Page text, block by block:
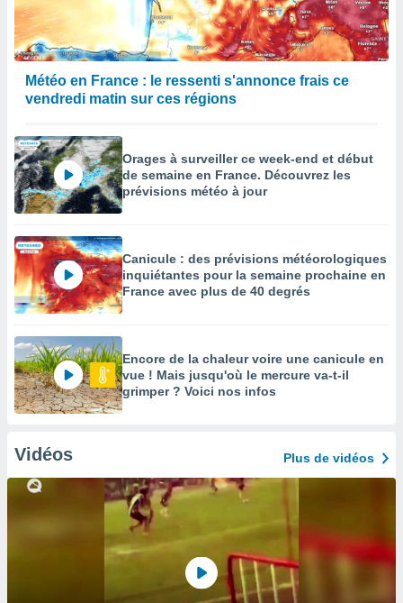
Météo en France : le ressenti s'annonce frais ce
vendredi matin sur ces régions
Orages à surveiller ce week-end et début
de semaine en France. Découvrez les
prévisions météo à jour
Canicule : des prévisions météorologiques
inquiétantes pour la semaine prochaine en
France avec plus de 40 degrés
Encore de la chaleur voire une canicule en
vue ! Mais jusqu'où le mercure va-t-il
grimper ? Voici nos infos
Vidéos Plus de vidéos